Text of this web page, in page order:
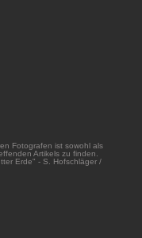
Fotografen ist sowohl als
Artikels zu finden.
Erde" - S. Hofschläger /